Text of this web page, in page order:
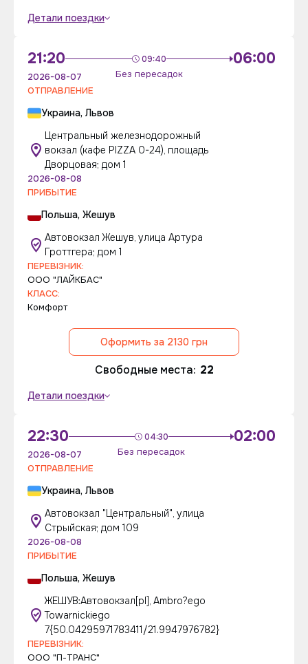
Детали поездки
21:20 09:40
Без пересадок
06:00
2026-08-07
ОТПРАВЛЕНИЕ
Украина, Львов
Центральный железнодорожный
вокзал (кафе PIZZA 0-24), площадь
Дворцовая; дом 1
2026-08-08
ПРИБЫТИЕ
Польша, Жешув
Автовокзал Жешув, улица Артура
Гроттгера; дом 1
ПЕРЕВІЗНИК:
ООО "ЛАЙКБАС"
КЛАСС:
Комфорт
Оформить за 2130 грн
Свободные места: 22
Детали поездки
22:30 04:30
Без пересадок
02:00
2026-08-07
ОТПРАВЛЕНИЕ
Украина, Львов
Автовокзал "Центральный", улица
Стрыйская; дом 109
2026-08-08
ПРИБЫТИЕ
Польша, Жешув
ЖЕШУВ:Автовокзал[pl], Ambro?ego
Towarnickiego
7{50.04295971783411/21.9947976782}
ПЕРЕВІЗНИК:
ООО "П-ТРАНС"